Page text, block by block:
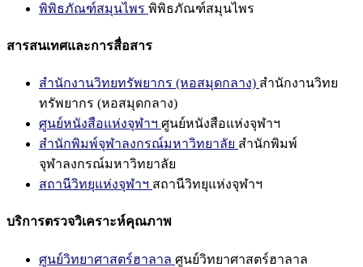
พิพิธภัณฑ์สมุนไพร พิพิธภัณฑ์สมุนไพร
สารสนเทศและการสื่อสาร
สำนักงานวิทยทรัพยากร (หอสมุดกลาง) สำนักงานวิทย
ทรัพยากร (หอสมุดกลาง)
ศูนย์หนังสือแห่งจุฬาฯ ศูนย์หนังสือแห่งจุฬาฯ
สำนักพิมพ์จุฬาลงกรณ์มหาวิทยาลัย สำนักพิมพ์
จุฬาลงกรณ์มหาวิทยาลัย
สถานีวิทยุแห่งจุฬาฯ สถานีวิทยุแห่งจุฬาฯ
บริการตรวจวิเคราะห์คุณภาพ
ศูนย์วิทยาศาสตร์ฮาลาล ศูนย์วิทยาศาสตร์ฮาลาล